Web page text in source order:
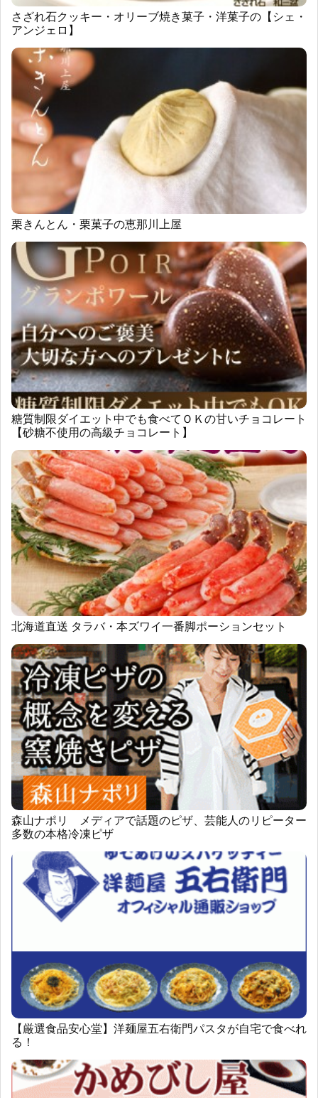
さざれ石クッキー・オリーブ焼き菓子・洋菓子の【シェ・
アンジェロ】
栗きんとん・栗菓子の恵那川上屋
糖質制限ダイエット中でも食べてＯＫの甘いチョコレート
【砂糖不使用の高級チョコレート】
北海道直送 タラバ・本ズワイ一番脚ポーションセット
森山ナポリ メディアで話題のピザ、芸能人のリピーター
多数の本格冷凍ピザ
【厳選食品安心堂】洋麺屋五右衛門パスタが自宅で食べれ
る！